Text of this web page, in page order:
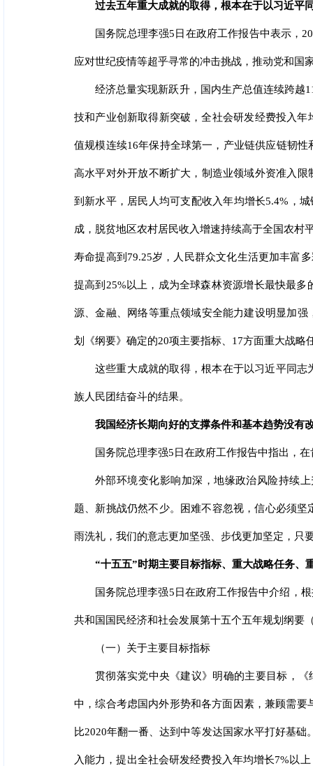
过去五年重大成就的取得，根本在于以习近平
国务院总理李强5日在政府工作报告中表示，
应对世纪疫情等超乎寻常的冲击挑战，推动党和国
经济总量实现新跃升，国内生产总值连续跨越
技和产业创新取得新突破，全社会研发经费投入
值规模连续16年保持全球第一，产业链供应链韧
高水平对外开放不断扩大，制造业领域外资准入
到新水平，居民人均可支配收入年均增长5.4%，
成，脱贫地区农村居民收入增速持续高于全国农村
寿命提高到79.25岁，人民群众文化生活更加丰富
提高到25%以上，成为全球森林资源增长最快最
源、金融、网络等重点领域安全能力建设明显加
划《纲要》确定的20项主要指标、17方面重大战略
这些重大成就的取得，根本在于以习近平同
族人民团结奋斗的结果。
我国经济长期向好的支撑条件和基本趋势没有
国务院总理李强5日在政府工作报告中指出，
外部环境变化影响加深，地缘政治风险持续
题、新挑战仍然不少。困难不容忽视，信心必须
雨洗礼，我们的意志更加坚强、步伐更加坚定，只
“十五五”时期主要目标指标、重大战略任务、
国务院总理李强5日在政府工作报告中介绍，
共和国国民经济和社会发展第十五个五年规划纲要
（一）关于主要目标指标
贯彻落实党中央《建议》明确的主要目标，
中，综合考虑国内外形势和各方面因素，兼顾需
比2020年翻一番、达到中等发达国家水平打好基
入能力，提出全社会研发经费投入年均增长7%以